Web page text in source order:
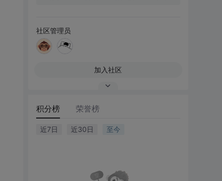
社区管理员
加入社区
积分榜 荣誉榜
近7日 近30日 至今